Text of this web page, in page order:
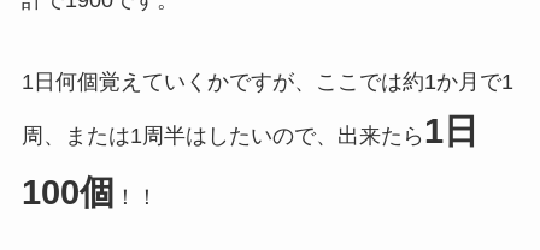
1日何個覚えていくかですが、ここでは約1か月で1
周、または1周半はしたいので、出来たら 1日
100個 ！！